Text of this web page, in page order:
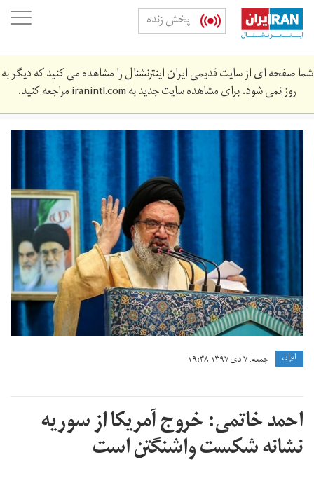
Skip
main
content
پخش زنده
شما صفحه ای از سایت قدیمی ایران اینترنشنال را مشاهده می کنید که دیگر به
روز نمی شود. برای مشاهده سایت جدید بهiranintl.comمراجعه کنید.
1397100715033785716244424.jpg
ايران جمعه, ۷ دی ۱۳۹۷ ۱۹:۳۸
احمد خاتمی: خروج آمریکا از سوریه
نشانه شکست واشنگتن است